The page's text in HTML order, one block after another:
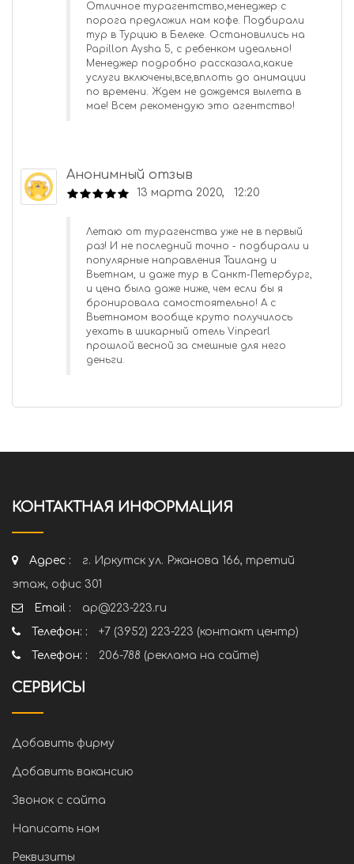
Отличное турагентство,менеджер с
порога предложил нам кофе. Подбирали
тур в Турцию в Белеке. Остановились на
Papillon Aysha 5, с ребенком идеально!
Менеджер подробно рассказала,какие
услуги включены,все,вплоть до анимации
по времени. Ждем не дождемся вылета в
мае! Всем рекомендую это агентство!
Анонимный отзыв
13 марта 2020, 12:20
Летаю от турагенства уже не в первый
раз! И не последний точно - подбирали и
популярные направления Таиланд и
Вьетнам, и даже тур в Санкт-Петербург,
и цена была даже ниже, чем если бы я
бронировала самостоятельно! А с
Вьетнамом вообще круто получилось
уехать в шикарный отель Vinpearl
прошлой весной за смешные для него
деньги.
КОНТАКТНАЯ ИНФОРМАЦИЯ
Адрес :
г. Иркутск ул. Ржанова 166, третий
этаж, офис 301
Email :
ap@223-223.ru
Телефон: :
+7 (3952) 223-223 (контакт центр)
Телефон: :
206-788 (реклама на сайте)
СЕРВИСЫ
Добавить фирму
Добавить вакансию
Звонок с сайта
Написать нам
Реквизиты